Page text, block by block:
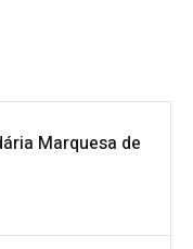
Marquesa de